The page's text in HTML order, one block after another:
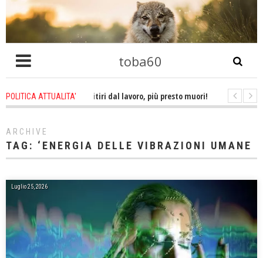
toba60
POLITICA ATTUALITA'
- Più tardi ti ritiri dal lavoro, più presto muori! E non ti godi la
ARCHIVE
TAG: ‘ENERGIA DELLE VIBRAZIONI UMANE
Luglio 25, 2026